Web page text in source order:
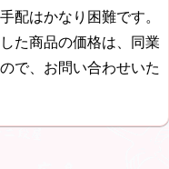
配はかなり困難です。
た商品の価格は、同業
で、お問い合わせいた